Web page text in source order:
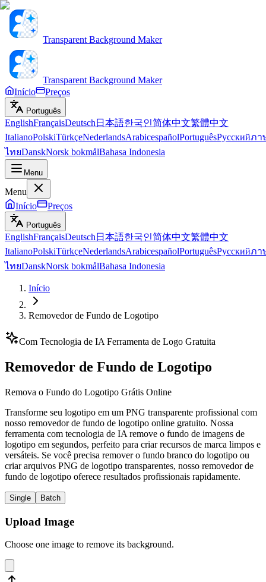
Transparent Background Maker
Transparent Background Maker
Início
Preços
Português
EnglishFrançaisDeutsch 日本語한국인简体中文繁體中文
ItalianoPolskiTürkçeNederlandsArabicespañolPortuguêsРусскийภา
ไทยDanskNorsk bokmålBahasa Indonesia
Menu
Menu
Início
Preços
Português
EnglishFrançaisDeutsch 日本語한국인简体中文繁體中文
ItalianoPolskiTürkçeNederlandsArabicespañolPortuguêsРусскийภา
ไทยDanskNorsk bokmålBahasa Indonesia
Início
Removedor de Fundo de Logotipo
Com Tecnologia de IA Ferramenta de Logo Gratuita
Removedor de Fundo de Logotipo
Remova o Fundo do Logotipo Grátis Online
Transforme seu logotipo em um PNG transparente profissional com
nosso removedor de fundo de logotipo online gratuito. Nossa
ferramenta com tecnologia de IA remove o fundo de imagens de
logotipo em segundos, perfeito para criar recursos de marca limpos e
versáteis. Se você precisa remover o fundo branco do logotipo ou
criar arquivos PNG de logotipo transparentes, nosso removedor de
fundo de logotipo oferece resultados profissionais rapidamente.
Single Batch
Upload Image
Choose one image to remove its background.